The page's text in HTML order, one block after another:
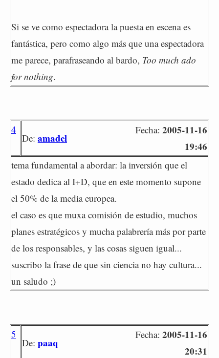
Si se ve como espectadora la puesta en escena es
fantástica, pero como algo más que una espectadora
me parece, parafraseando al bardo, Too much ado
for nothing.
4
De: amadel
Fecha: 2005-11-16
19:46
tema fundamental a abordar: la inversión que el
estado dedica al I+D, que en este momento supone
el 50% de la media europea.
el caso es que muxa comisión de estudio, muchos
planes estratégicos y mucha palabrería más por parte
de los responsables, y las cosas siguen igual...
suscribo la frase de que sin ciencia no hay cultura...
un saludo ;)
5
De: paaq
Fecha: 2005-11-16
20:31